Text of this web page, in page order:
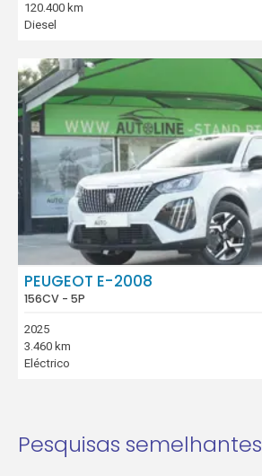
120.400 km
Diesel
PEUGEOT E-2008
156CV - 5P
2025
3.460 km
Eléctrico
Pesquisas semelhantes